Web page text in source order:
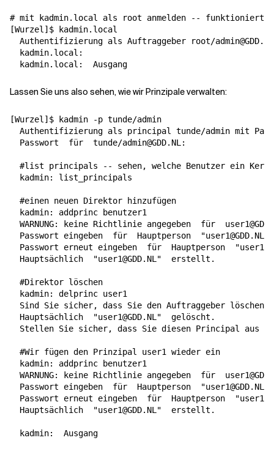
# mit kadmin.local als root anmelden -- funktioniert
[Wurzel ] $ kadmin.local
Authentifizierung als Auftraggeber root/
  kadmin.local:
  kadmin.local:
Ausgang
Lassen Sie uns also sehen, wie wir Prinzipale verwalten:
[Wurzel ] $ kadmin -p tunde/admin
Authentifizierung als principal tunde/admin mit
  Passwort
für
  tunde/admin@GDD.NL:
#list principals -- sehen, welche Benutzer ein
  kadmin: list_principals
#einen neuen Direktor hinzufügen
  kadmin: addprinc benutzer1
  WARNUNG: keine Richtlinie angegeben
für
  Passwort eingeben
für
  Hauptperson
"user1@GDD.NL"
  Passwort erneut eingeben
für
  Hauptperson
  Hauptsächlich
"user1@GDD.NL"
  erstellt.
#Direktor löschen
  kadmin: delprinc user1
Sind Sie sicher, dass Sie den Auftraggeber
  Hauptsächlich
"user1@GDD.NL"
  gelöscht.
Stellen Sie sicher, dass Sie diesen Principal aus
#Wir fügen den Prinzipal user1 wieder ein
  kadmin: addprinc benutzer1
  WARNUNG: keine Richtlinie angegeben
für
  Passwort eingeben
für
  Hauptperson
"user1@GDD.NL"
  Passwort erneut eingeben
für
  Hauptperson
  Hauptsächlich
"user1@GDD.NL"
  erstellt.
  kadmin:
Ausgang